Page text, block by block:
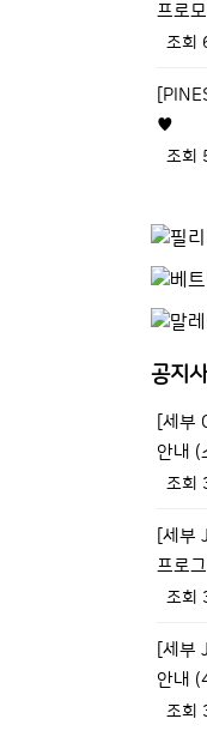
프로
조회
♥
조회
공지
[세부
안내 (
조회
[세부
프로
조회
[세부
안내
조회